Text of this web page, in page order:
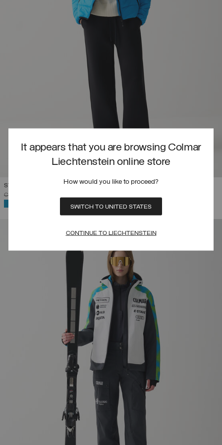
It appears that you are browsing Colmar
Liechtenstein online store
How would you like to proceed?
SWITCH TO UNITED STATES
CONTINUE TO LIECHTENSTEIN
STEPPJACKE DER SLOWENISCHEN NATIONALMANNSCHAFT
PREIS REDUZIERT VON
CHF 450,00